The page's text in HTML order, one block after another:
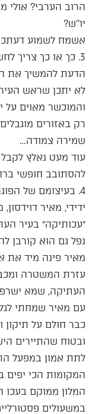
הרוב הערבי?
יו’’ש?
אשמח לשמוע
3. כך או כך צריך
הדעת להמשיך את
לא יתכן שראש העיר
והמוכשר מאוים על
רק באזורים
שמירה צמודה…
עוד מעט נאלץ לקבל
להסתובב חופשי
4. בעיצומם של
ידידי, מאיר
״עכותיקה״ בעיר
נפל גם הוא קורבן
עזרת המשטרה
העתיקה, שמא
עם מאיר שמחתי
כבר חולם על תיקון
ובטוח שהתיירים
לתת אמון במפעל
המקומות הכי יפים
המלון ממוקם בעכו
במשעולים